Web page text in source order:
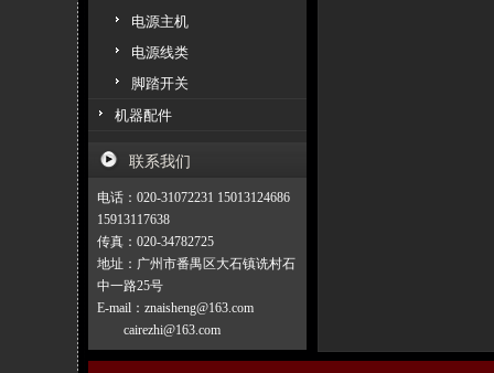
电源主机
电源线类
脚踏开关
机器配件
联系我们
电话：020-31072231 15013124686
15913117638
传真：020-34782725
地址：广州市番禺区大石镇诜村石
中一路25号
E-mail：znaisheng@163.com
cairezhi@163.com